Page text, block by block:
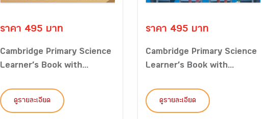
ราคา 495 บาท
Cambridge Primary Science
Learner’s Book with...
ดูรายละเอียด
ราคา 495 บาท
Cambridge Primary Science
Learner’s Book with...
ดูรายละเอียด